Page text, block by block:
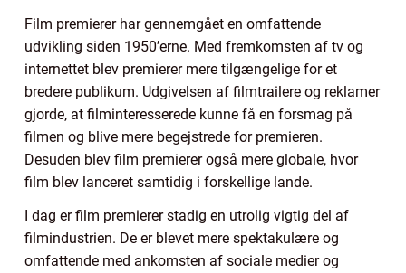
Film premierer har gennemgået en omfattende
udvikling siden 1950’erne. Med fremkomsten af tv og
internettet blev premierer mere tilgængelige for et
bredere publikum. Udgivelsen af filmtrailere og reklamer
gjorde, at filminteresserede kunne få en forsmag på
filmen og blive mere begejstrede for premieren.
Desuden blev film premierer også mere globale, hvor
film blev lanceret samtidig i forskellige lande.
I dag er film premierer stadig en utrolig vigtig del af
filmindustrien. De er blevet mere spektakulære og
omfattende med ankomsten af sociale medier og